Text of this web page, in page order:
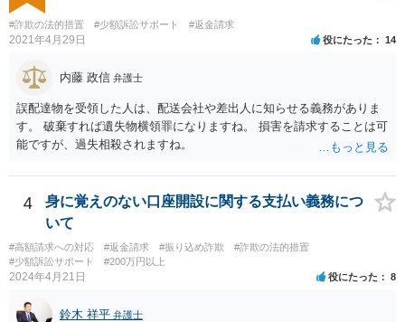
#詐欺の法的措置 #少額訴訟サポート #返金請求
2021年4月29日 役にたった 14
内藤 政信 弁護士
誤配達物を受領した人は、配送会社や差出人に知らせる義務がありま
す。 破棄すれば遺失物横領罪になりますね。 損害を請求することは可
能ですが、過失相殺されますね。
4
身に覚えのない口座開設に関する支払い義務につ
いて
#高額請求への対応 #返金請求 #振り込め詐欺
#詐欺の法的措置
#少額訴訟サポート
#200万円以上
2024年4月21日 役にたった 8
鈴木 祥平 弁護士